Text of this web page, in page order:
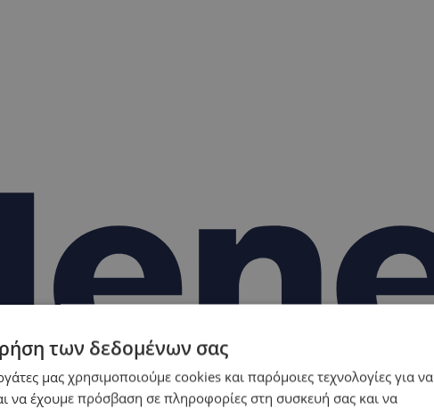
των δεδομένων σας
μας χρησιμοποιούμε cookies και παρόμοιες τεχνολογίες για να
να έχουμε πρόσβαση σε πληροφορίες στη συσκευή σας και να